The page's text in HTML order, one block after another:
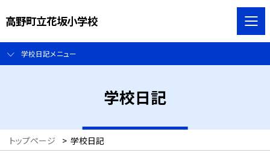
高野町立花坂小学校
学校日記メニュー
学校日記
トップページ > 学校日記